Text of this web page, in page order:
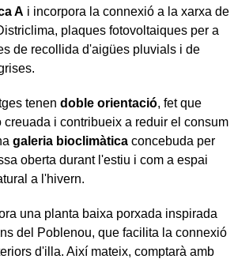
A i incorpora la connexió a la xarxa de
plaques fotovoltaiques per a
de recollida d'aigües pluvials i de
tenen doble orientació, fet que
i contribueix a reduir el consum
galeria bioclimàtica concebuda per
oberta durant l'estiu i com a espai
a l'hivern.
una planta baixa porxada inspirada
del Poblenou, que facilita la connexió
d'illa. Així mateix, comptarà amb